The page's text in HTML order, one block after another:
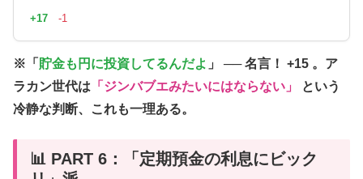
+17 -1
※「 貯金も円に投資してるんだよ 」 ── 名言！ +15 。ア
ラカン世代は 「ジンバブエみたいにはならない」
という
冷静な判断、これも一理ある。
📊 PART 6：「定期預金の利息にビック